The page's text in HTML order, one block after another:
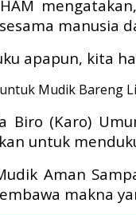
manusia
apapun, kita
Biro (Karo)
untuk
Aman
makna